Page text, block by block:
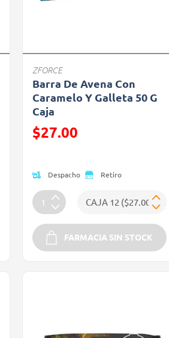
ZFORCE
Barra De Avena Con
Caramelo Y Galleta 50 G
Caja
Precio reducido de
$27.00
Despacho Retiro
FARMACIA SIN STOCK